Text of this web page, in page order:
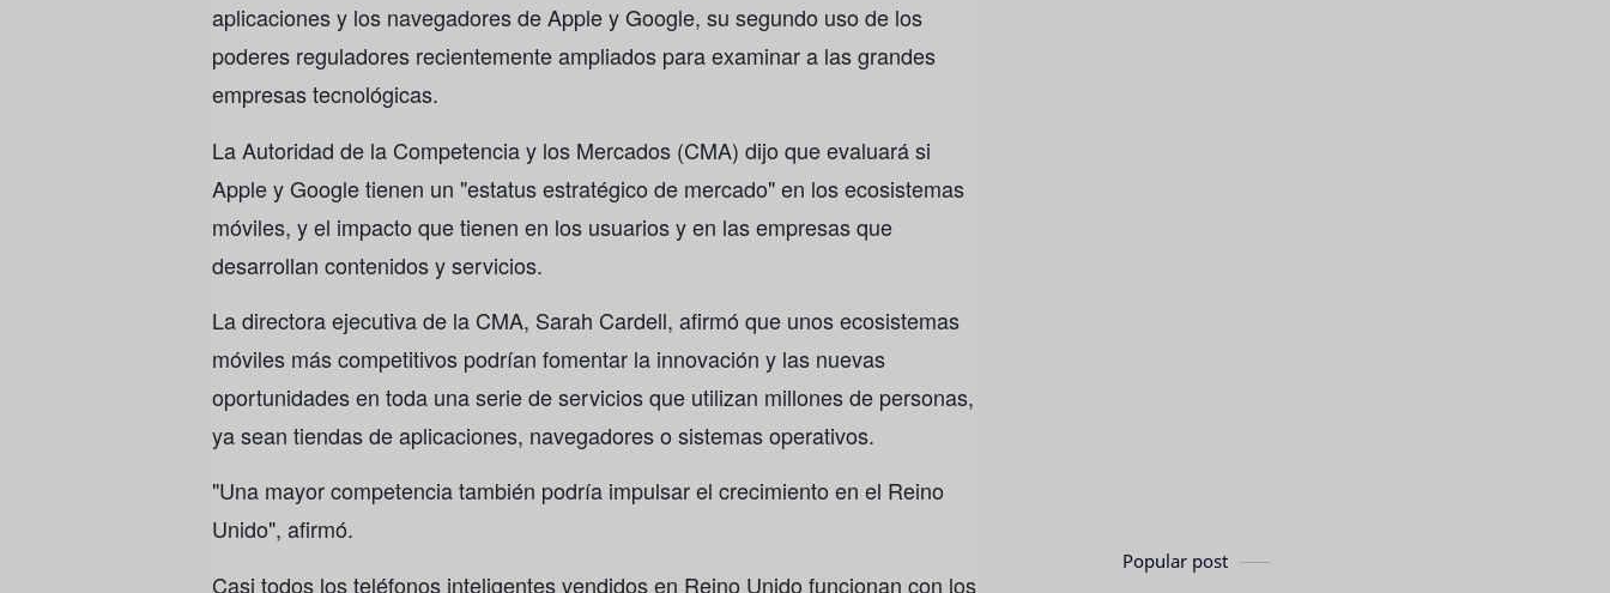
aplicaciones y los navegadores de Apple y Google, su segundo uso de los
poderes reguladores recientemente ampliados para examinar a las grandes
empresas tecnológicas.
La Autoridad de la Competencia y los Mercados (CMA) dijo que evaluará si
Apple y Google tienen un "estatus estratégico de mercado" en los ecosistemas
móviles, y el impacto que tienen en los usuarios y en las empresas que
desarrollan contenidos y servicios.
La directora ejecutiva de la CMA, Sarah Cardell, afirmó que unos ecosistemas
móviles más competitivos podrían fomentar la innovación y las nuevas
oportunidades en toda una serie de servicios que utilizan millones de personas,
ya sean tiendas de aplicaciones, navegadores o sistemas operativos.
"Una mayor competencia también podría impulsar el crecimiento en el Reino
Unido", afirmó.
Casi todos los teléfonos inteligentes vendidos en Reino Unido funcionan con los
Popular post